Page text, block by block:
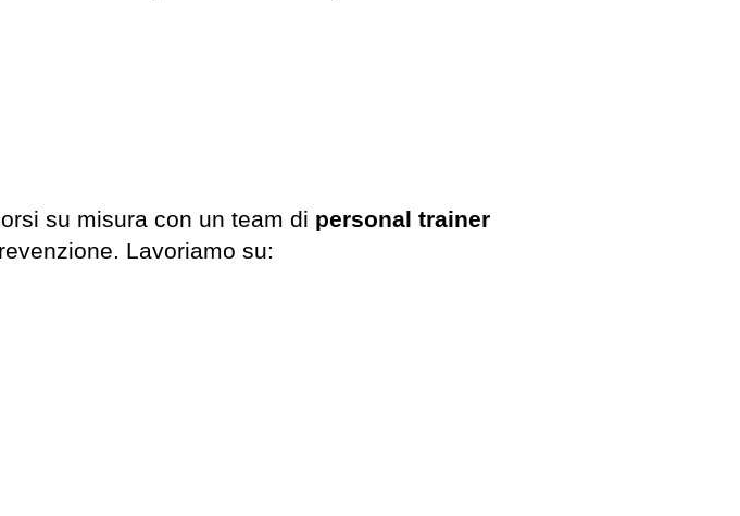
su misura con un team di personal trainer
Lavoriamo su: